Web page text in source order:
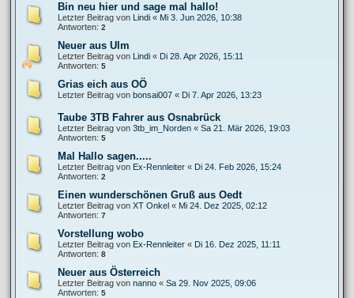
Bin neu hier und sage mal hallo!
Letzter Beitrag von Lindi « Mi 3. Jun 2026, 10:38
Antworten: 2
Neuer aus Ulm
Letzter Beitrag von Lindi « Di 28. Apr 2026, 15:11
Antworten: 5
Grias eich aus OÖ
Letzter Beitrag von bonsai007 « Di 7. Apr 2026, 13:23
Taube 3TB Fahrer aus Osnabrück
Letzter Beitrag von 3tb_im_Norden « Sa 21. Mär 2026, 19:03
Antworten: 5
Mal Hallo sagen.....
Letzter Beitrag von Ex-Rennleiter « Di 24. Feb 2026, 15:24
Antworten: 2
Einen wunderschönen Gruß aus Oedt
Letzter Beitrag von XT Onkel « Mi 24. Dez 2025, 02:12
Antworten: 7
Vorstellung wobo
Letzter Beitrag von Ex-Rennleiter « Di 16. Dez 2025, 11:11
Antworten: 8
Neuer aus Österreich
Letzter Beitrag von nanno « Sa 29. Nov 2025, 09:06
Antworten: 5